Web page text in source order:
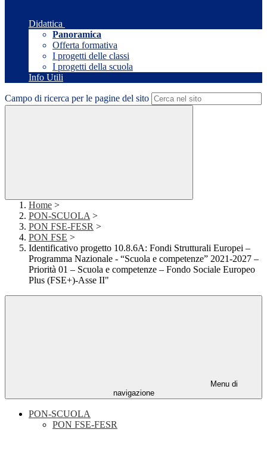
Didattica
Panoramica
Offerta formativa
I progetti delle classi
I progetti della scuola
Info Utili
Campo di ricerca per le pagine del sito
Home >
PON-SCUOLA >
PON FSE-FESR >
PON FSE >
Identificativo progetto 10.8.6A: Fondi Strutturali Europei –
Programma Nazionale - “Scuola e competenze” 2021-2027 –
Priorità 01 – Scuola e competenze – Fondo Sociale Europeo
Plus (FSE+)-Asse II"
Menu di
navigazione
PON-SCUOLA
PON FSE-FESR